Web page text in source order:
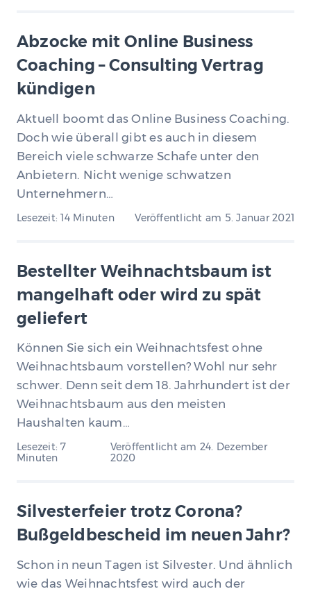
Abzocke mit Online Business
Coaching – Consulting Vertrag
kündigen
Aktuell boomt das Online Business Coaching.
Doch wie überall gibt es auch in diesem
Bereich viele schwarze Schafe unter den
Anbietern. Nicht wenige schwatzen
Unternehmern…
Lesezeit: 14 Minuten Veröffentlicht am 5. Januar 2021
Bestellter Weihnachtsbaum ist
mangelhaft oder wird zu spät
geliefert
Können Sie sich ein Weihnachtsfest ohne
Weihnachtsbaum vorstellen? Wohl nur sehr
schwer. Denn seit dem 18. Jahrhundert ist der
Weihnachtsbaum aus den meisten
Haushalten kaum…
Lesezeit: 7
Minuten
Veröffentlicht am 24. Dezember
2020
Silvesterfeier trotz Corona?
Bußgeldbescheid im neuen Jahr?
Schon in neun Tagen ist Silvester. Und ähnlich
wie das Weihnachtsfest wird auch der